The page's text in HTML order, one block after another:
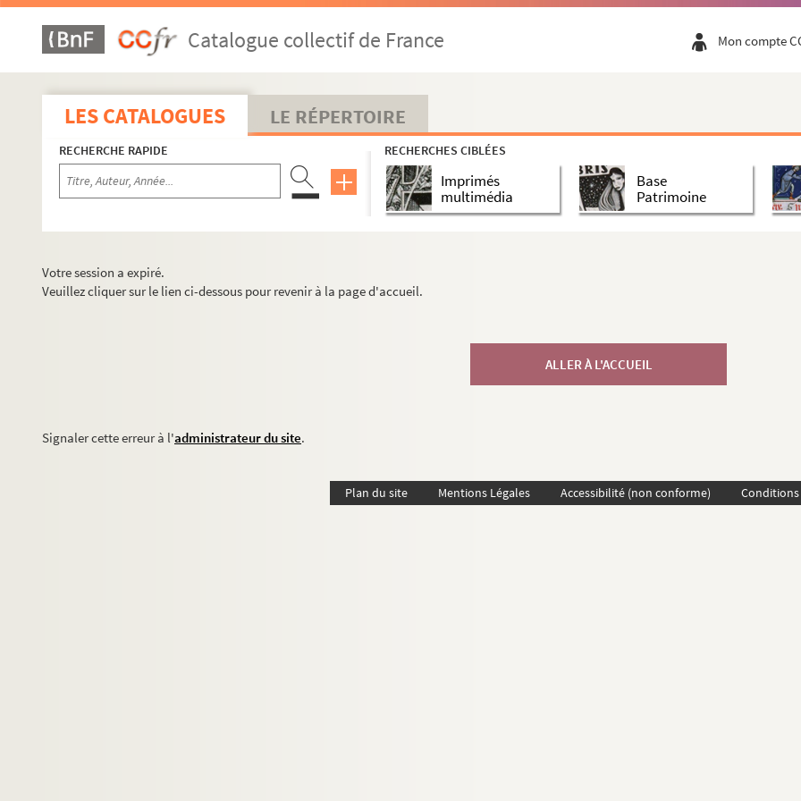
Catalogue collectif de France Mon compte
LES CATALOGUES LE RÉPERTOIRE
RECHERCHE RAPIDE RECHERCHES CIBLÉES
Imprimés
multimédia
Base
Patrimoine
Votre session a expiré.
Veuillez cliquer sur le lien ci-dessous pour revenir à la page d'accueil.
ALLER À L'ACCUEIL
Signaler cette erreur à l'administrateur du site.
Plan du site Mentions Légales Accessibilité (non conforme)